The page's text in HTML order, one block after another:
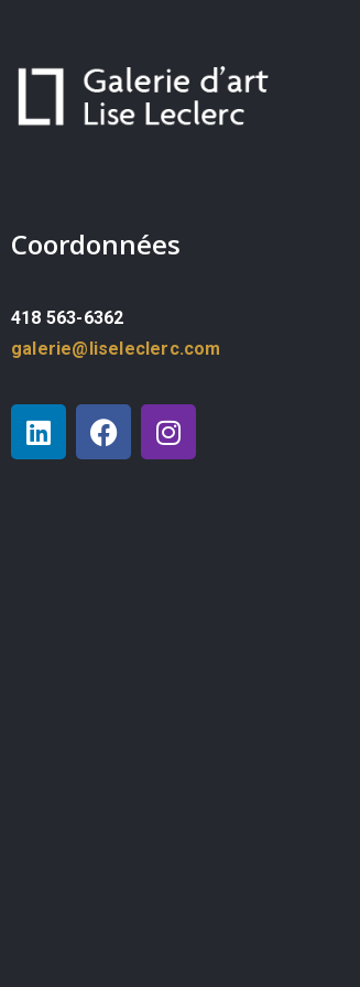
Coordonnées
418 563-6362
galerie@liseleclerc.com